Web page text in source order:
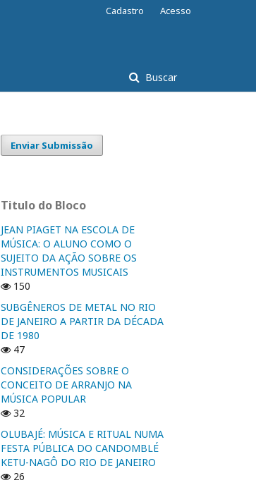
Buscar
Cadastro Acesso
Enviar Submissão
Titulo do Bloco
JEAN PIAGET NA ESCOLA DE
MÚSICA: O ALUNO COMO O
SUJEITO DA AÇÃO SOBRE OS
INSTRUMENTOS MUSICAIS
150
SUBGÊNEROS DE METAL NO RIO
DE JANEIRO A PARTIR DA DÉCADA
DE 1980
47
CONSIDERAÇÕES SOBRE O
CONCEITO DE ARRANJO NA
MÚSICA POPULAR
32
OLUBAJÉ: MÚSICA E RITUAL NUMA
FESTA PÚBLICA DO CANDOMBLÉ
KETU-NAGÔ DO RIO DE JANEIRO
26